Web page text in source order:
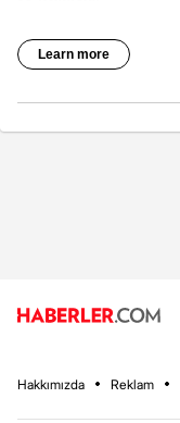
Hakkımızda Reklam